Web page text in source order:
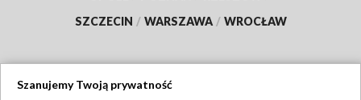
SZCZECIN / WARSZAWA / WROCŁAW
Szanujemy Twoją prywatność